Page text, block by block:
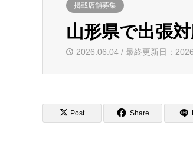
掲載店舗募集
山形県で出張
2026.06.04 / 最終更新日：
Post Share